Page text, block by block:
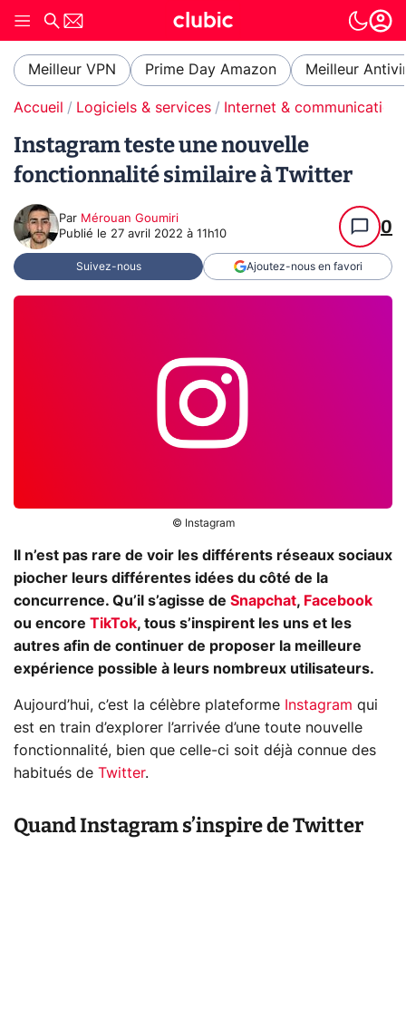
Meilleur VPN Prime Day Amazon Meilleur
Accueil Logiciels & services Internet & communication
Instagram teste une nouvelle
fonctionnalité similaire à Twitter
Par Mérouan Goumiri
Publié le 27 avril 2022 à 11h10 0
Suivez-nous Ajoutez-nous en favori
© Instagram
Il n’est pas rare de voir les différents réseaux sociaux
piocher leurs différentes idées du côté de la
concurrence. Qu’il s’agisse de Snapchat, Facebook
ou encore TikTok, tous s’inspirent les uns et les
autres afin de continuer de proposer la meilleure
expérience possible à leurs nombreux utilisateurs.
Aujourd’hui, c’est la célèbre plateforme Instagram qui
est en train d’explorer l’arrivée d’une toute nouvelle
fonctionnalité, bien que celle-ci soit déjà connue des
habitués de Twitter.
Quand Instagram s’inspire de Twitter